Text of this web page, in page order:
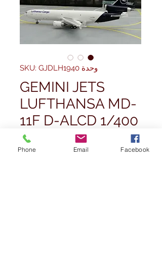
وحدة SKU: GJDLH1940
GEMINI JETS
LUFTHANSA MD-
11F D-ALCD 1/400
Phone Email Facebook